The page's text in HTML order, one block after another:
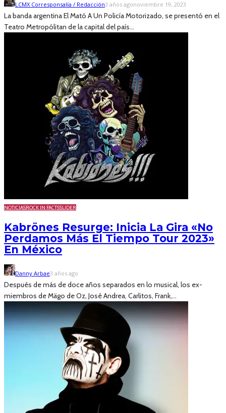
LCMX Corresponsalía / Redacción3 años agonoviembre 19, 2023
La banda argentina El Mató A Un Policía Motorizado, se presentó en el
Teatro Metropólitan de la capital del país...
NOTICIASROCK IN FACTSSLIDER
Kabrönes Resurge: Inicia La Gira «No
Perdamos Más El Tiempo Tour 2023»
En México
Danny Arbae3 años ago
Después de más de doce años separados en lo musical, los ex-
miembros de Mägo de Oz, José Andrea, Carlitos, Frank,...